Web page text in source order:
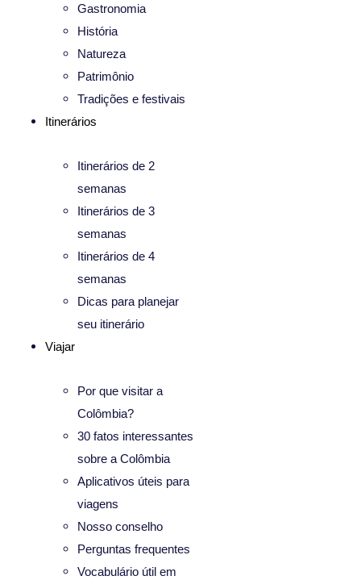
Gastronomia
História
Natureza
Patrimônio
Tradições e festivais
Itinerários
Itinerários de 2
semanas
Itinerários de 3
semanas
Itinerários de 4
semanas
Dicas para planejar
seu itinerário
Viajar
Por que visitar a
Colômbia?
30 fatos interessantes
sobre a Colômbia
Aplicativos úteis para
viagens
Nosso conselho
Perguntas frequentes
Vocabulário útil em